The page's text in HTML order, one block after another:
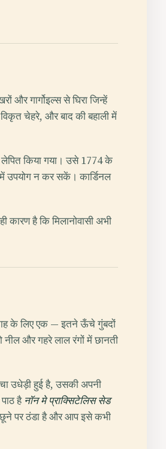
गार्गोइल्स से घिरा जिन्हें
चेहरे, और बाद की बहाली में
लेपित किया गया। उसे 1774 के
उपयोग न कर सकें। कार्डिनल
है कि मिलानोवासी अभी
के लिए एक — इतने ऊँचे गुंबदों
और गहरे लाल रंगों में छानती
उधेड़ी हुई है, उसकी अपनी
है नॉन मे प्राक्सिटेलिस सेड
छूने पर ठंडा है और आप इसे कभी